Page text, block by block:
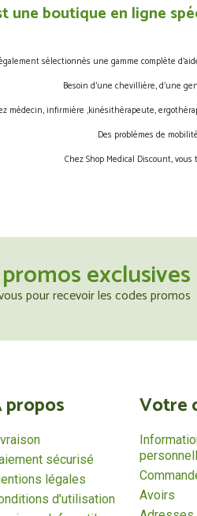
une boutique en ligne
sélectionnés une gamme complète
Besoin d’une chevillière, d’une
médecin, infirmière ,kinésithérapeute,
Des problèmes de
Chez Shop Medical Discount,
exclusives
pour recevoir les codes promos
propos
sécurisé
légales
d'utilisation
Votre
Avoirs